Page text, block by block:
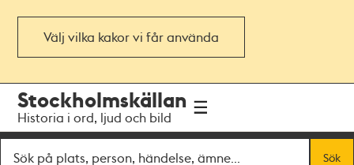
Välj vilka kakor vi får använda
navigationen
huvudinnehållet
Stockholmskällan
Historia i ord, ljud och bild
Sök